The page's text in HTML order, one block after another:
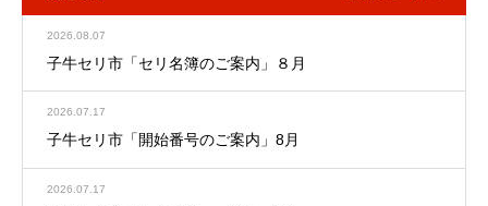
2026.08.07
子牛セリ市「セリ名簿のご案内」８月
2026.07.17
子牛セリ市「開始番号のご案内」8月
2026.07.17